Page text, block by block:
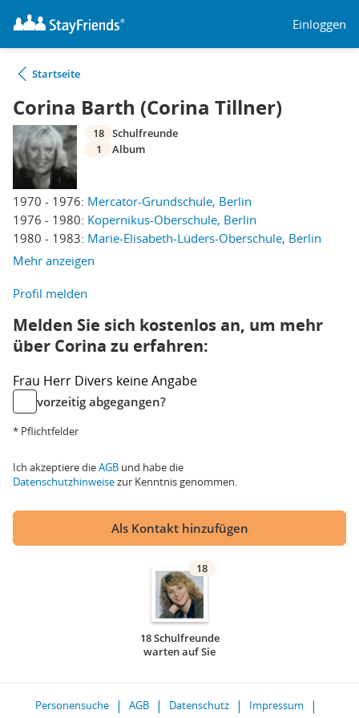
Einloggen
Startseite
Corina Barth (Corina Tillner)
1970 - 1976: Mercator-Grundschule, Berlin
1976 - 1980: Kopernikus-Oberschule, Berlin
1980 - 1983: Marie-Elisabeth-Lüders-Oberschule, Berlin
Mehr anzeigen
18 Schulfreunde
1
Album
Profil melden
Melden Sie sich kostenlos an, um mehr
über Corina zu erfahren:
Frau Herr Divers keine Angabe
vorzeitig abgegangen?
* Pflichtfelder
Ich akzeptiere dieAGB und habe die
Datenschutzhinweisezur Kenntnis genommen.
Als Kontakt hinzufügen
18
18 Schulfreunde
warten auf Sie
Personensuche AGB Datenschutz
Impressum